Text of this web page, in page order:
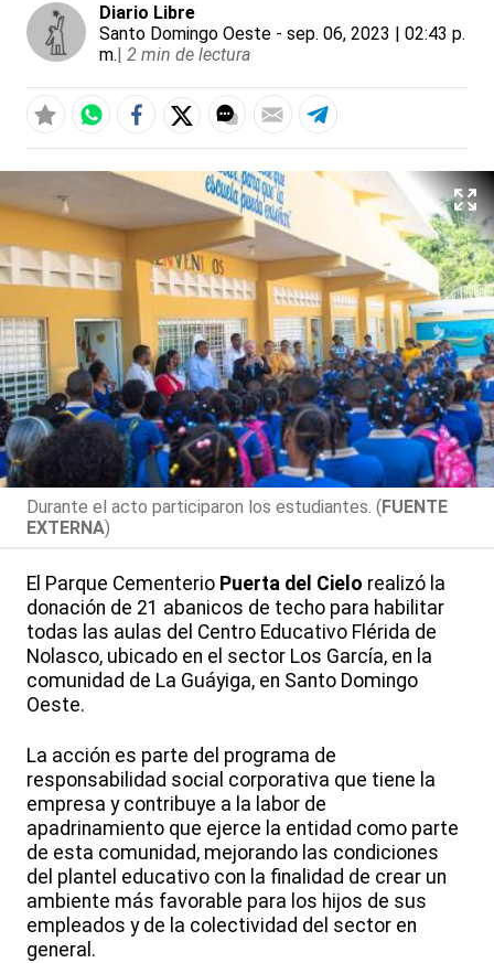
Diario Libre
Santo Domingo Oeste - sep. 06, 2023 | 02:43 p.
m.| 2 min de lectura
Durante el acto participaron los estudiantes. (FUENTE
EXTERNA)
El Parque Cementerio Puerta del Cielo realizó la
donación de 21 abanicos de techo para habilitar
todas las aulas del Centro Educativo Flérida de
Nolasco, ubicado en el sector Los García, en la
comunidad de La Guáyiga, en Santo Domingo
Oeste.
La acción es parte del programa de
responsabilidad social corporativa que tiene la
empresa y contribuye a la labor de
apadrinamiento que ejerce la entidad como parte
de esta comunidad, mejorando las condiciones
del plantel educativo con la finalidad de crear un
ambiente más favorable para los hijos de sus
empleados y de la colectividad del sector en
general.